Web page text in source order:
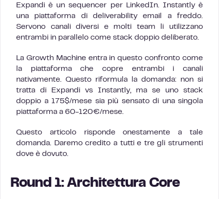
Expandi è un sequencer per LinkedIn. Instantly è
una piattaforma di deliverability email a freddo.
Servono canali diversi e molti team li utilizzano
entrambi in parallelo come stack doppio deliberato.
La Growth Machine entra in questo confronto come
la piattaforma che copre entrambi i canali
nativamente. Questo riformula la domanda: non si
tratta di Expandi vs Instantly, ma se uno stack
doppio a 175$/mese sia più sensato di una singola
piattaforma a 60-120€/mese.
Questo articolo risponde onestamente a tale
domanda. Daremo credito a tutti e tre gli strumenti
dove è dovuto.
Round 1: Architettura Core